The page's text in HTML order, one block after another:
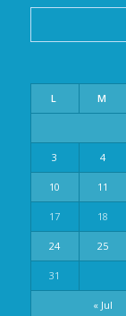
L M
« Jul
3 4
10 11
17 18
24 25
31